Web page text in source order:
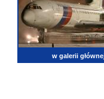
w galerii